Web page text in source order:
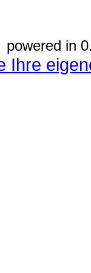
powered in
Ihre